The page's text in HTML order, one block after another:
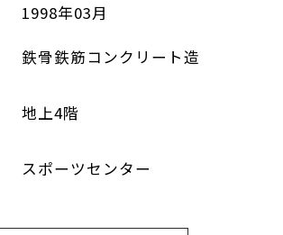
1998年03月
鉄骨鉄筋コンクリート造
地上4階
スポーツセンター